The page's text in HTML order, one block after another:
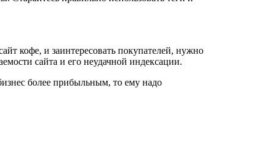
кофе, и заинтересовать покупателей, нужно
сайта и его неудачной индексации.
более прибыльным, то ему надо